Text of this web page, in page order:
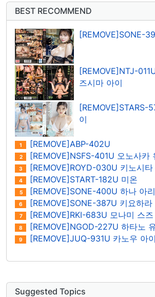
BEST RECOMMEND
[REMOVE]SONE-
[REMOVE]NTJ-
즈시마 아이
[REMOVE]STARS-
이
1 [REMOVE]ABP-402U
2 [REMOVE]NSFS-401U 오노사카
3 [REMOVE]ROYD-030U 키노시타 히마
4 [REMOVE]START-182U 미온
5 [REMOVE]SONE-400U 하나 아
6 [REMOVE]SONE-387U 키요하라
7 [REMOVE]RKI-683U 모나미 스즈
8 [REMOVE]NGOD-227U 하타노 유
9 [REMOVE]JUQ-931U 카노우 아이
Suggested Topics